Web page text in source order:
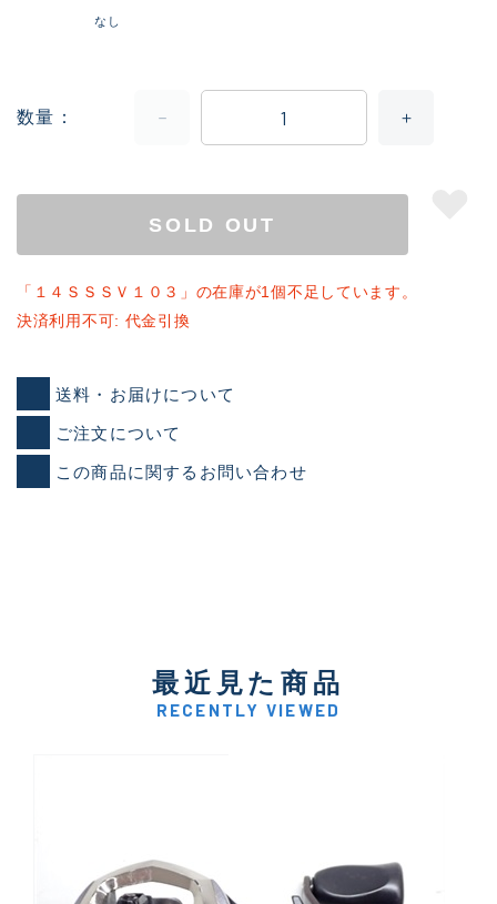
なし
数量
SOLD OUT
「１４ＳＳＳＶ１０３」の在庫が1個不足しています。
決済利用不可: 代金引換
送料・お届けについて
ご注文について
この商品に関するお問い合わせ
最近見た商品
RECENTLY VIEWED